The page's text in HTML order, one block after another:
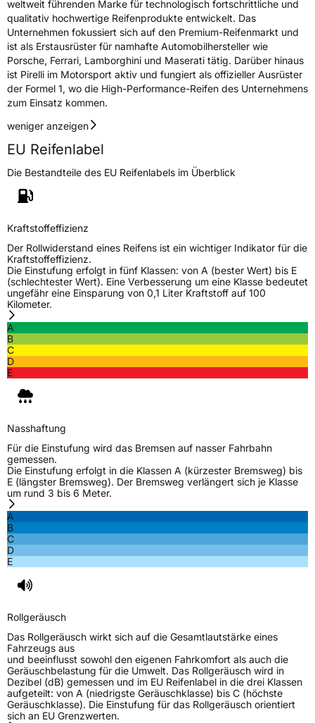
weltweit führenden Marke für technologisch fortschrittliche und
qualitativ hochwertige Reifenprodukte entwickelt. Das
Unternehmen fokussiert sich auf den Premium-Reifenmarkt und
ist als Erstausrüster für namhafte Automobilhersteller wie
Porsche, Ferrari, Lamborghini und Maserati tätig. Darüber hinaus
ist Pirelli im Motorsport aktiv und fungiert als offizieller Ausrüster
der Formel 1, wo die High-Performance-Reifen des Unternehmens
zum Einsatz kommen.
weniger anzeigen
EU Reifenlabel
Die Bestandteile des EU Reifenlabels im Überblick
Kraftstoffeffizienz
Der Rollwiderstand eines Reifens ist ein wichtiger Indikator für die
Kraftstoffeffizienz.
Die Einstufung erfolgt in fünf Klassen: von A (bester Wert) bis E
(schlechtester Wert). Eine Verbesserung um eine Klasse bedeutet
ungefähr eine Einsparung von 0,1 Liter Kraftstoff auf 100
Kilometer.
A
B
C
D
E
Nasshaftung
Für die Einstufung wird das Bremsen auf nasser Fahrbahn
gemessen.
Die Einstufung erfolgt in die Klassen A (kürzester Bremsweg) bis
E (längster Bremsweg). Der Bremsweg verlängert sich je Klasse
um rund 3 bis 6 Meter.
A
B
C
D
E
Rollgeräusch
Das Rollgeräusch wirkt sich auf die Gesamtlautstärke eines
Fahrzeugs aus
und beeinflusst sowohl den eigenen Fahrkomfort als auch die
Geräuschbelastung für die Umwelt. Das Rollgeräusch wird in
Dezibel (dB) gemessen und im EU Reifenlabel in die drei Klassen
aufgeteilt: von A (niedrigste Geräuschklasse) bis C (höchste
Geräuschklasse). Die Einstufung für das Rollgeräusch orientiert
sich an EU Grenzwerten.